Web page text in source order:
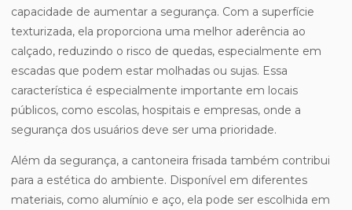
capacidade de aumentar a segurança. Com a superfície
texturizada, ela proporciona uma melhor aderência ao
calçado, reduzindo o risco de quedas, especialmente em
escadas que podem estar molhadas ou sujas. Essa
característica é especialmente importante em locais
públicos, como escolas, hospitais e empresas, onde a
segurança dos usuários deve ser uma prioridade.
Além da segurança, a cantoneira frisada também contribui
para a estética do ambiente. Disponível em diferentes
materiais, como alumínio e aço, ela pode ser escolhida em